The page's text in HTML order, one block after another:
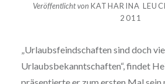
Veröffentlicht vonKATHARINA
2011
„Urlaubsfeindschaften sind doch
Urlaubsbekanntschaften“, findet
präsentierte er zum ersten Mal sein